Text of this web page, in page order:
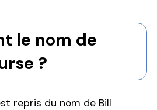
le nom de
?
repris du nom de Bill